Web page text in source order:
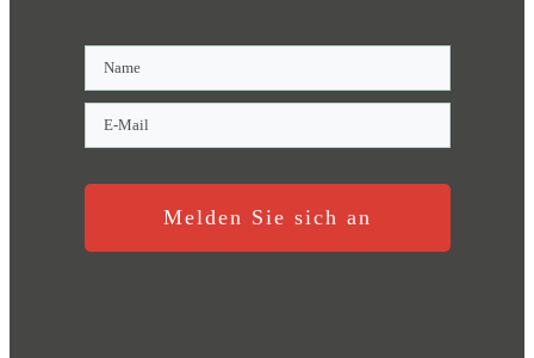
Melden Sie sich an